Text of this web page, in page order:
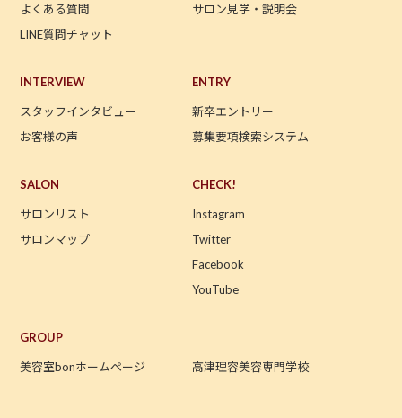
よくある質問
サロン見学・説明会
LINE質問チャット
INTERVIEW
スタッフインタビュー
お客様の声
ENTRY
新卒エントリー
募集要項検索システム
SALON
サロンリスト
サロンマップ
CHECK!
Instagram
Twitter
Facebook
YouTube
GROUP
美容室bonホームページ 高津理容美容専門学校